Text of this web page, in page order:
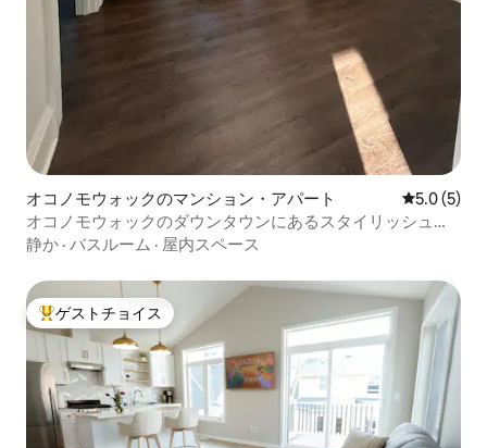
オコノモウォックのマンション・アパート レビュー5
5.0 (5)
オコノモウォックのダウンタウンにあるスタイリッシュな1
ベッドルーム
静か · バスルーム · 屋内スペース
大好評のゲストチョイスです。
ゲストチョイス